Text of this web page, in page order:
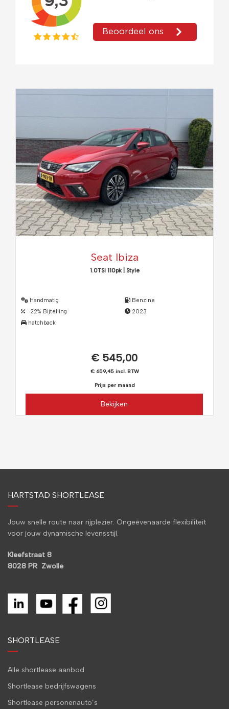
Seat Ibiza
1.0TSI 110pk | Style
Handmatig
22% Bijtelling
hatchback
Benzine
2023
€ 545,00
€ 659,45 incl. BTW
Prijs per maand
Bekijken
HARTSTAD SHORTLEASE
Jouw snelle route naar rijplezier. Ongeëvenaarde flexibiliteit
voor jouw dynamische levensstijl.
Kleefstraat 8
8028 PR Zwolle
SHORTLEASE
Alle shortlease aanbod
Shortlease bedrijfswagens
Shortlease personenauto’s